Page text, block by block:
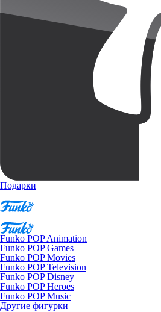
Подарки
Funko POP Animation
Funko POP Games
Funko POP Movies
Funko POP Television
Funko POP Disney
Funko POP Heroes
Funko POP Music
Другие фигурки